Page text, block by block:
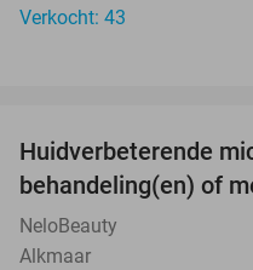
Verkocht: 43
Huidverbeterende
behandeling(en) of
NeloBeauty
Alkmaar